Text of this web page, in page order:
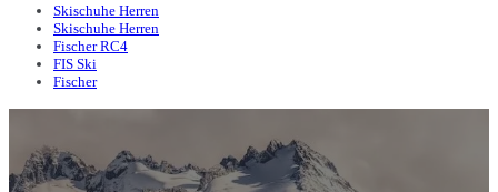
Skischuhe Herren
Skischuhe Herren
Fischer RC4
FIS Ski
Fischer